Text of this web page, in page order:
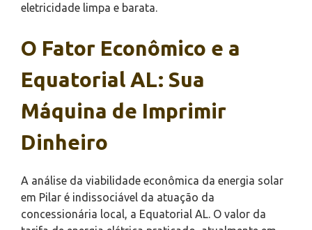
eletricidade limpa e barata.
O Fator Econômico e a
Equatorial AL: Sua
Máquina de Imprimir
Dinheiro
A análise da viabilidade econômica da energia solar
em Pilar é indissociável da atuação da
concessionária local, a Equatorial AL. O valor da